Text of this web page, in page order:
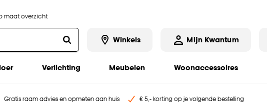
maat overzicht
Winkels Mijn Kwantum
Verlichting Meubelen Woonaccessoires
Gratis raam advies en opmeten aan huis € 5,- korting op je volgende bestelling